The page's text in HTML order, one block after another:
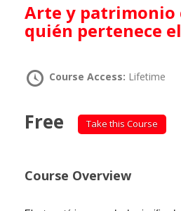
Arte y patrimonio cultural, ¿a
quién pertenece
Course Access: Lifetime
Free Take this Course
Course Overview